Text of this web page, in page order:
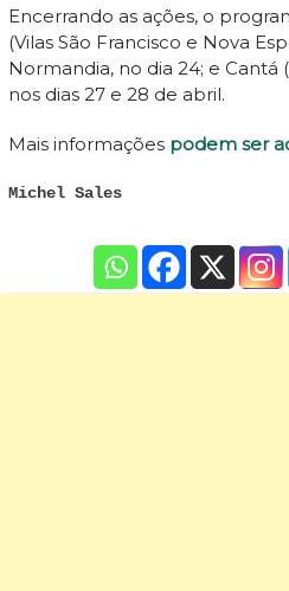
Encerrando as ações, o
(Vilas São Francisco e Nova
Normandia, no dia 24; e Cantá
nos dias 27 e 28 de abril.
Mais informações podem ser
Michel Sales